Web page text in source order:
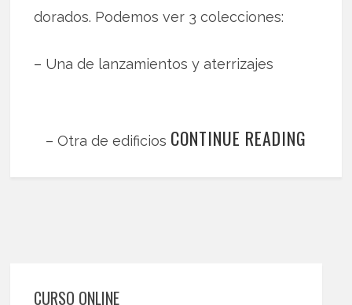
dorados. Podemos ver 3 colecciones:
– Una de lanzamientos y aterrizajes
– Otra de edificios CONTINUE READING
CURSO ONLINE